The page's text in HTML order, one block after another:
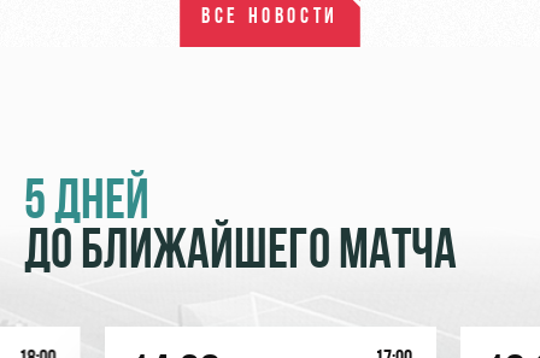
ВСЕ НОВОСТИ
5 ДНЕЙ
ДО БЛИЖАЙШЕГО МАТЧА